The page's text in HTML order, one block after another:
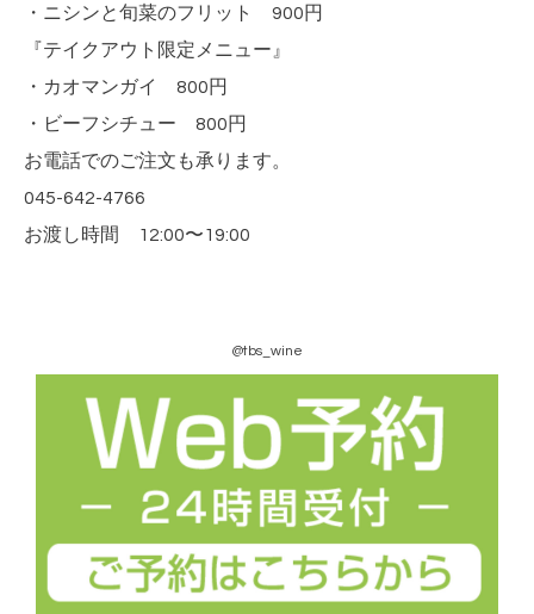
・ニシンと旬菜のフリット 900円
『テイクアウト限定メニュー』
・カオマンガイ 800円
・ビーフシチュー 800円
お電話でのご注文も承ります。
045-642-4766
お渡し時間 12:00〜19:00
@tbs_wine